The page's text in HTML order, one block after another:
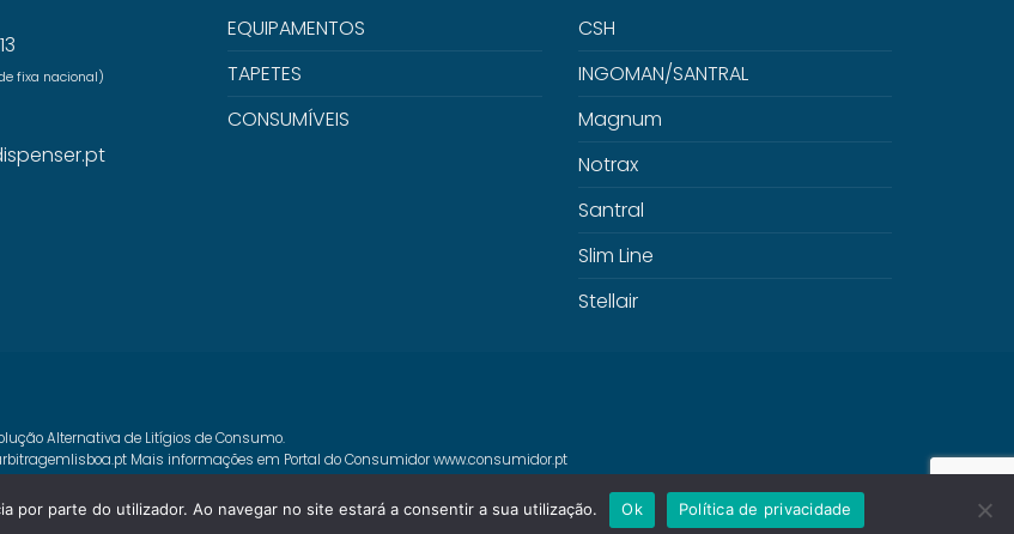
fixa nacional)
EQUIPAMENTOS
TAPETES
CONSUMÍVEIS
CSH
INGOMAN/SANTRAL
Magnum
Notrax
Santral
Slim Line
Stellair
Alternativa de Litígios de Consumo.
Mais informações em Portal do Consumidorwww.consumidor.pt
por parte do utilizador. Ao navegar no site estará a consentir a sua utilização. Ok Política de privacidade